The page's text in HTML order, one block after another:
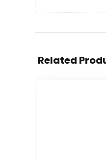
Related